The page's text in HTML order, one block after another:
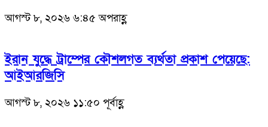
আগস্ট ৮, ২০২৬ ৬:৪৫ অপরাহ্ণ
ইরান যুদ্ধে ট্রাম্পের কৌশলগত ব্যর্থতা প্রকাশ পেয়েছে:
আইআরজিসি
আগস্ট ৮, ২০২৬ ১১:৫০ পূর্বাহ্ণ